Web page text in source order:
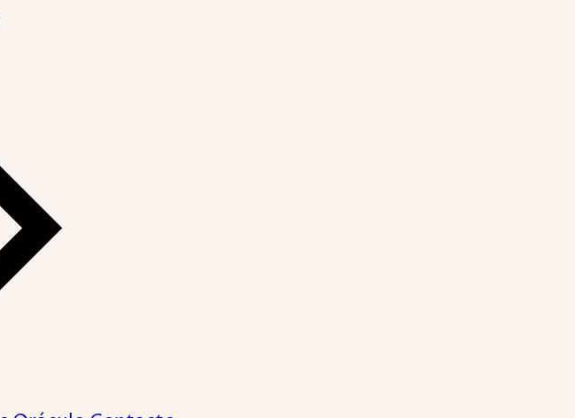
de la Serie Mi Otra Yo en
Transgeneracionales